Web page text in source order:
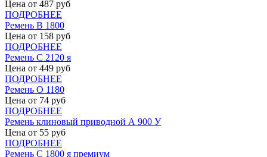
Цена от 487 руб
ПОДРОБНЕЕ
Ремень В 1800
Цена от 158 руб
ПОДРОБНЕЕ
Ремень С 2120 я
Цена от 449 руб
ПОДРОБНЕЕ
Ремень О 1180
Цена от 74 руб
ПОДРОБНЕЕ
Ремень клиновый приводной А 900 У
Цена от 55 руб
ПОДРОБНЕЕ
Ремень С 1800 я премиум